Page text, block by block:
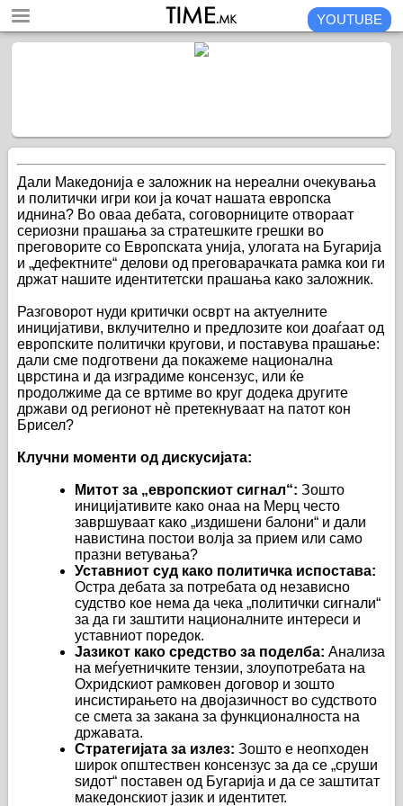
YOUTUBE
Дали Македонија е заложник на нереални очекувања
и политички игри кои ја кочат нашата европска
иднина? Во оваа дебата, соговорниците отвораат
сериозни прашања за стратешките грешки во
преговорите со Европската унија, улогата на Бугарија
и „дефектните“ делови од преговарачката рамка кои ги
држат нашите идентитетски прашања како заложник.
Разговорот нуди критички осврт на актуелните
иницијативи, вклучително и предлозите кои доаѓаат од
европските политички кругови, и поставува прашање:
дали сме подготвени да покажеме национална
цврстина и да изградиме консензус, или ќе
продолжиме да се вртиме во круг додека другите
држави од регионот нè претекнуваат на патот кон
Брисел?
Клучни моменти од дискусијата:
Митот за „европскиот сигнал“: Зошто
иницијативите како онаа на Мерц често
завршуваат како „издишени балони“ и дали
навистина постои волја за прием или само
празни ветувања?
Уставниот суд како политичка испостава:
Остра дебата за потребата од независно
судство кое нема да чека „политички сигнали“
за да ги заштити националните интереси и
уставниот поредок.
Јазикот како средство за поделба: Анализа
на меѓуетничките тензии, злоупотребата на
Охридскиот рамковен договор и зошто
инсистирањето на двојазичност во судството
се смета за закана за функционалноста на
државата.
Стратегијата за излез: Зошто е неопходен
широк општествен консензус за да се „сруши
ѕидот“ поставен од Бугарија и да се заштитат
македонскиот јазик и идентитет.